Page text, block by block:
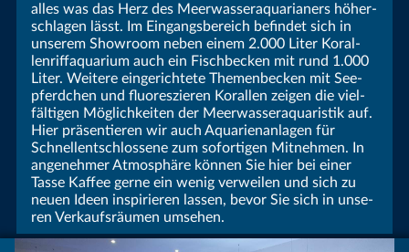
alles was das Herz des Meer­wasser­aqua­rianers höher­
schlagen lässt. Im Ein­gangs­bereich be­fin­det sich in
unserem Show­room neben einem 2.000 Liter Koral­
len­riff­aqua­rium auch ein Fisch­becken mit rund 1.000
Liter. Weitere ein­gerich­tete Themen­becken mit See­
pferd­chen und fluores­zieren Koral­len zeigen die viel­
fäl­tigen Mög­lich­kei­ten der Meer­wasser­aqua­ristik auf.
Hier prä­sen­tieren wir auch Aqua­rien­anlagen für
Schnell­ent­schlos­sene zum sofortigen Mit­nehmen. In
ange­nehmer Atmo­sphäre können Sie hier bei einer
Tasse Kaffee gerne ein wenig ver­weilen und sich zu
neuen Ideen inspi­rieren lassen, bevor Sie sich in unse­
ren Ver­kaufs­räumen umsehen.